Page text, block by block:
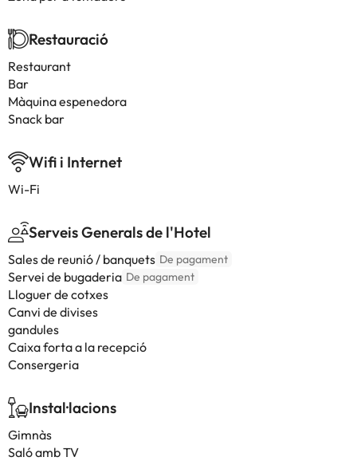
Restauració
Restaurant
Bar
Màquina espenedora
Snack bar
Wifi i Internet
Wi-Fi
Serveis Generals de l'Hotel
Sales de reunió / banquets De pagament
Servei de bugaderia De pagament
Lloguer de cotxes
Canvi de divises
gandules
Caixa forta a la recepció
Consergeria
Instal·lacions
Gimnàs
Saló amb TV